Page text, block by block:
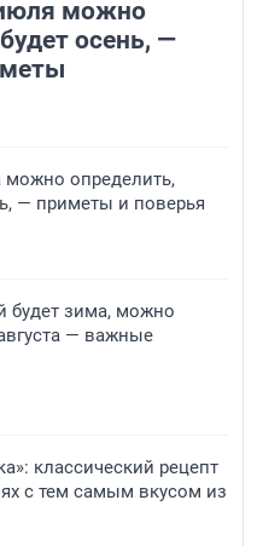
можно
осень, —
можно определить,
— приметы и поверья
будет зима, можно
— важные
классический рецепт
с тем самым вкусом из